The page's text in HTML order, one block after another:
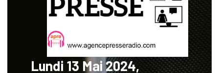
Lundi 13 Mai 2024,